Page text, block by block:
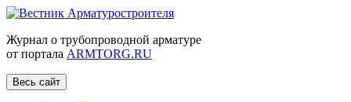
Журнал о трубопроводной арматуре
от портала ARMTORG.RU
Весь сайт